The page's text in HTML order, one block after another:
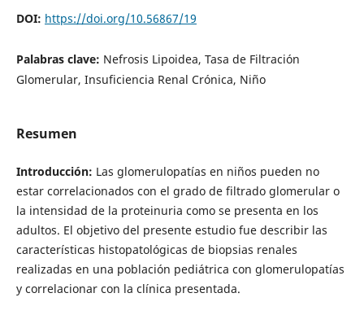
DOI: https://doi.org/10.56867/19
Palabras clave: Nefrosis Lipoidea, Tasa de Filtración
Glomerular, Insuficiencia Renal Crónica, Niño
Resumen
Introducción: Las glomerulopatías en niños pueden no
estar correlacionados con el grado de filtrado glomerular o
la intensidad de la proteinuria como se presenta en los
adultos. El objetivo del presente estudio fue describir las
características histopatológicas de biopsias renales
realizadas en una población pediátrica con glomerulopatías
y correlacionar con la clínica presentada.